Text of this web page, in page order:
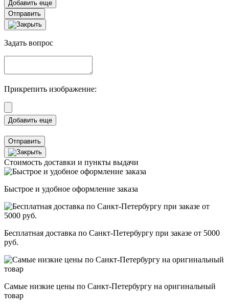
Отправить
Задать вопрос
Прикрепить изображение:
Отправить
Стоимость доставки и пункты выдачи
Быстрое и удобное оформление заказа
Бесплатная доставка по Санкт-Петербургу при заказе от 5000
руб.
Самые низкие цены по Санкт-Петербургу на оригинальный
товар